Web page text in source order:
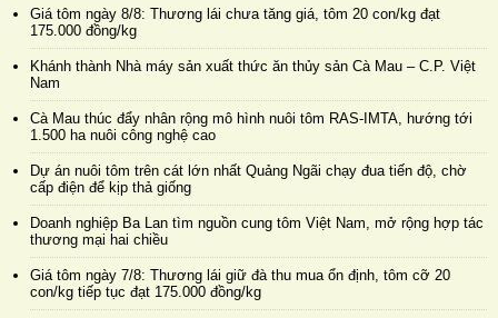
Giá tôm ngày 8/8: Thương lái chưa tăng giá, tôm 20 con/kg đạt
175.000 đồng/kg
Khánh thành Nhà máy sản xuất thức ăn thủy sản Cà Mau – C.P. Việt
Nam
Cà Mau thúc đẩy nhân rộng mô hình nuôi tôm RAS-IMTA, hướng tới
1.500 ha nuôi công nghệ cao
Dự án nuôi tôm trên cát lớn nhất Quảng Ngãi chạy đua tiến độ, chờ
cấp điện để kịp thả giống
Doanh nghiệp Ba Lan tìm nguồn cung tôm Việt Nam, mở rộng hợp tác
thương mại hai chiều
Giá tôm ngày 7/8: Thương lái giữ đà thu mua ổn định, tôm cỡ 20
con/kg tiếp tục đạt 175.000 đồng/kg